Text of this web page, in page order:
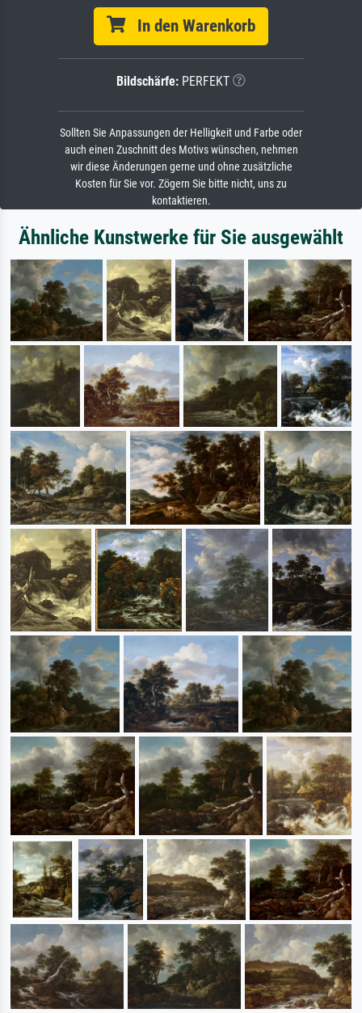
In den Warenkorb
Bildschärfe: PERFEKT
Sollten Sie Anpassungen der Helligkeit und Farbe oder
auch einen Zuschnitt des Motivs wünschen, nehmen
wir diese Änderungen gerne und ohne zusätzliche
Kosten für Sie vor. Zögern Sie bitte nicht, uns zu
kontaktieren.
Ähnliche Kunstwerke für Sie ausgewählt